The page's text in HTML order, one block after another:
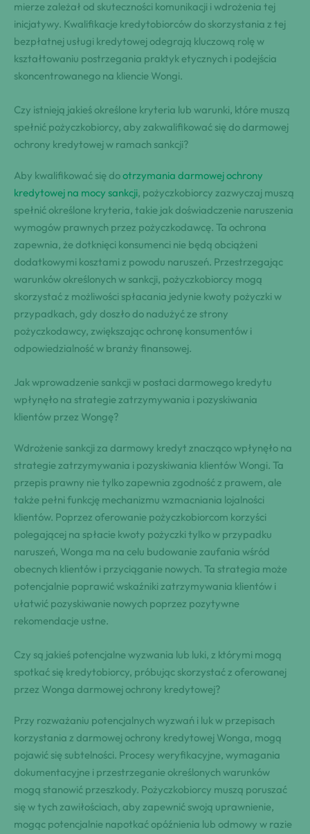
mierze zależał od skuteczności komunikacji i wdrożenia tej
inicjatywy. Kwalifikacje kredytobiorców do skorzystania z tej
bezpłatnej usługi kredytowej odegrają kluczową rolę w
kształtowaniu postrzegania praktyk etycznych i podejścia
skoncentrowanego na kliencie Wongi.
Czy istnieją jakieś określone kryteria lub warunki, które muszą
spełnić pożyczkobiorcy, aby zakwalifikować się do darmowej
ochrony kredytowej w ramach sankcji?
Aby kwalifikować się dootrzymania darmowej ochrony
kredytowej na mocy sankcji, pożyczkobiorcy zazwyczaj muszą
spełnić określone kryteria, takie jak doświadczenie naruszenia
wymogów prawnych przez pożyczkodawcę. Ta ochrona
zapewnia, że dotknięci konsumenci nie będą obciążeni
dodatkowymi kosztami z powodu naruszeń. Przestrzegając
warunków określonych w sankcji, pożyczkobiorcy mogą
skorzystać z możliwości spłacania jedynie kwoty pożyczki w
przypadkach, gdy doszło do nadużyć ze strony
pożyczkodawcy, zwiększając ochronę konsumentów i
odpowiedzialność w branży finansowej.
Jak wprowadzenie sankcji w postaci darmowego kredytu
wpłynęło na strategie zatrzymywania i pozyskiwania
klientów przez Wongę?
Wdrożenie sankcji za darmowy kredyt znacząco wpłynęło na
strategie zatrzymywania i pozyskiwania klientów Wongi. Ta
przepis prawny nie tylko zapewnia zgodność z prawem, ale
także pełni funkcję mechanizmu wzmacniania lojalności
klientów. Poprzez oferowanie pożyczkobiorcom korzyści
polegającej na spłacie kwoty pożyczki tylko w przypadku
naruszeń, Wonga ma na celu budowanie zaufania wśród
obecnych klientów i przyciąganie nowych. Ta strategia może
potencjalnie poprawić wskaźniki zatrzymywania klientów i
ułatwić pozyskiwanie nowych poprzez pozytywne
rekomendacje ustne.
Czy są jakieś potencjalne wyzwania lub luki, z którymi mogą
spotkać się kredytobiorcy, próbując skorzystać z oferowanej
przez Wonga darmowej ochrony kredytowej?
Przy rozważaniu potencjalnych wyzwań i luk w przepisach
korzystania z darmowej ochrony kredytowej Wonga, mogą
pojawić się subtelności. Procesy weryfikacyjne, wymagania
dokumentacyjne i przestrzeganie określonych warunków
mogą stanowić przeszkody. Pożyczkobiorcy muszą poruszać
się w tych zawiłościach, aby zapewnić swoją uprawnienie,
mogąc potencjalnie napotkać opóźnienia lub odmowy w razie